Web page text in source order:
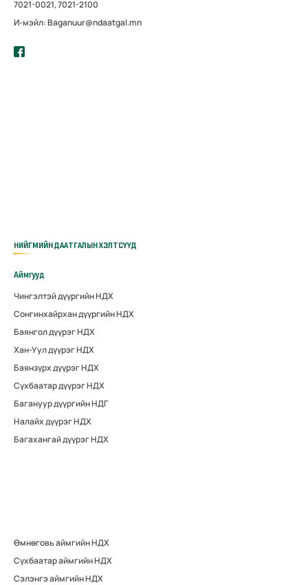
7021-0021, 7021-2100
И-мэйл: Baganuur@ndaatgal.mn
НИЙГМИЙН ДААТГАЛЫН ХЭЛТСҮҮД
Аймгууд
Чингэлтэй дүүргийн НДХ
Сонгинхайрхан дүүргийн НДХ
Баянгол дүүрэг НДХ
Хан-Уул дүүрэг НДХ
Баянзүрх дүүрэг НДХ
Сүхбаатар дүүрэг НДХ
Багануур дүүргийн НДГ
Налайх дүүрэг НДХ
Багахангай дүүрэг НДХ
Өмнөговь аймгийн НДХ
Сүхбаатар аймгийн НДХ
Сэлэнгэ аймгийн НДХ